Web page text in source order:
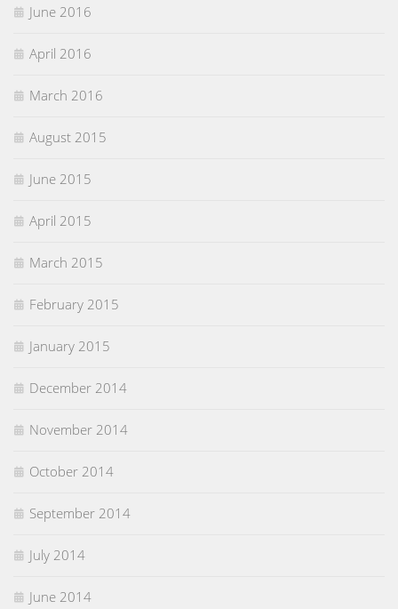
June 2016
April 2016
March 2016
August 2015
June 2015
April 2015
March 2015
February 2015
January 2015
December 2014
November 2014
October 2014
September 2014
July 2014
June 2014